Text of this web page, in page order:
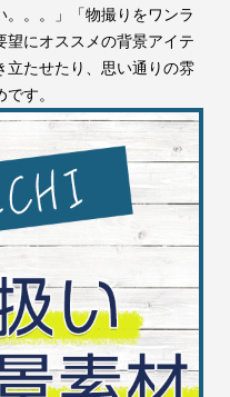
。。。」「物撮りをワンラ
望にオススメの背景アイテ
立たせたり、思い通りの雰
す。